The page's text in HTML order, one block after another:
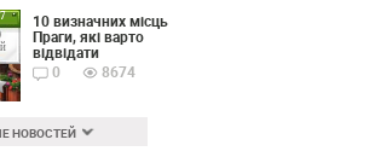
10 визначних місць
Праги, які варто
відвідати
0
8674
НОВОСТЕЙ